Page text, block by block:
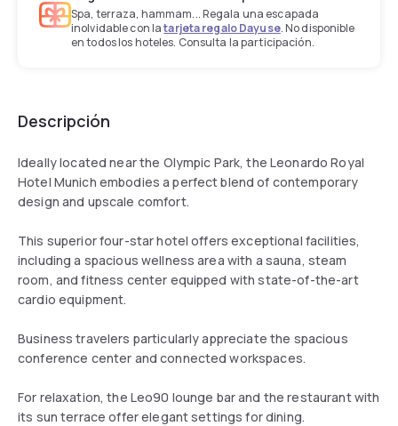
Spa, terraza, hammam... Regala una escapada
inolvidable con latarjeta regalo Dayuse. No disponible
en todos los hoteles. Consulta la participación.
Descripción
Ideally located near the Olympic Park, the Leonardo Royal
Hotel Munich embodies a perfect blend of contemporary
design and upscale comfort.
This superior four-star hotel offers exceptional facilities,
including a spacious wellness area with a sauna, steam
room, and fitness center equipped with state-of-the-art
cardio equipment.
Business travelers particularly appreciate the spacious
conference center and connected workspaces.
For relaxation, the Leo90 lounge bar and the restaurant with
its sun terrace offer elegant settings for dining.